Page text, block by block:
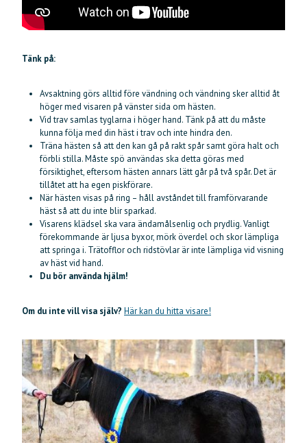
Tänk på:
Avsaktning görs alltid före vändning och vändning sker alltid åt
höger med visaren på vänster sida om hästen.
Vid trav samlas tyglarna i höger hand. Tänk på att du måste
kunna följa med din häst i trav och inte hindra den.
Träna hästen så att den kan gå på rakt spår samt göra halt och
förbli stilla. Måste spö användas ska detta göras med
försiktighet, eftersom hästen annars lätt går på två spår. Det är
tillåtet att ha egen piskförare.
När hästen visas på ring – håll avståndet till framförvarande
häst så att du inte blir sparkad.
Visarens klädsel ska vara ändamålsenlig och prydlig. Vanligt
förekommande är ljusa byxor, mörk överdel och skor lämpliga
att springa i. Trätofflor och ridstövlar är inte lämpliga vid visning
av häst vid hand.
Du bör använda hjälm!
Om du inte vill visa själv? Här kan du hitta visare!